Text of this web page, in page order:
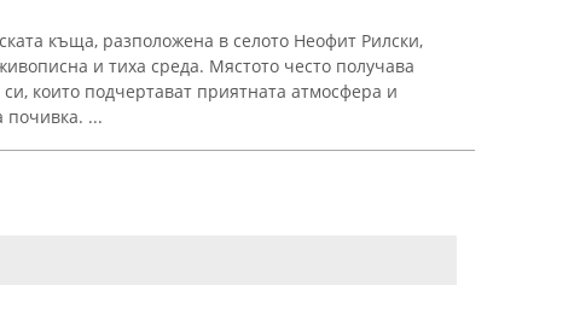
къща, разположена в селото Неофит Рилски,
и тиха среда. Мястото често получава
си, които подчертават приятната атмосфера и
почивка. ...